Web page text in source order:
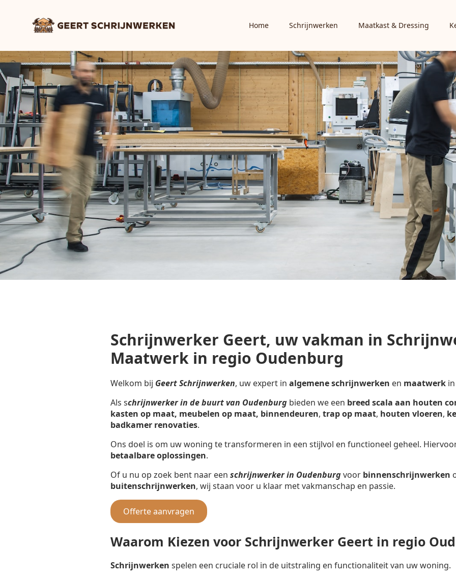
Home Schrijnwerken Maatkast & Dressing
Schrijnwerker Geert, uw vakman in
Maatwerk in regio Oudenburg
Welkom bij Geert Schrijnwerken, uw expert in algemene schrijnwerken en maatwerkin
Als schrijnwerker in de buurt van Oudenburgbieden we een breed scala aan houten
kasten op maat, meubelen op maat, binnendeuren, trap op maat, houten vloeren,
badkamer renovaties.
Ons doel is om uw woning te transformeren in een stijlvol en functioneel geheel.
betaalbare oplossingen.
Of u nu op zoek bent naar een schrijnwerker in Oudenburgvoor binnenschrijnwerken
buitenschrijnwerken, wij staan voor u klaar met vakmanschap en passie.
Offerte aanvragen
Waarom Kiezen voor Schrijnwerker Geert in regio
Schrijnwerken spelen een cruciale rol in de uitstraling en functionaliteit van uw woning.